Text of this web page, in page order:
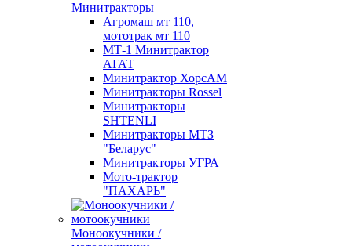
Минитракторы
Агромаш мт 110,
мототрак мт 110
МТ-1 Минитрактор
АГАТ
Минитрактор ХорсАМ
Минитракторы Rossel
Минитракторы
SHTENLI
Минитракторы МТЗ
"Беларус"
Минитракторы УГРА
Мото-трактор
"ПАХАРЬ"
Моноокучники /